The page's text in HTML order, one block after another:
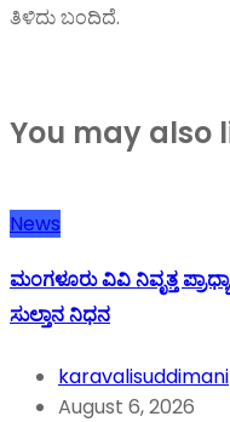
ತಿಳಿದು ಬಂದಿದೆ.
You may also
News
ಮಂಗಳೂರು ವಿವಿ ನಿವೃತ್ತ
ಸುಲ್ತಾನ ನಿಧನ
karavalisuddimani
August 6, 2026